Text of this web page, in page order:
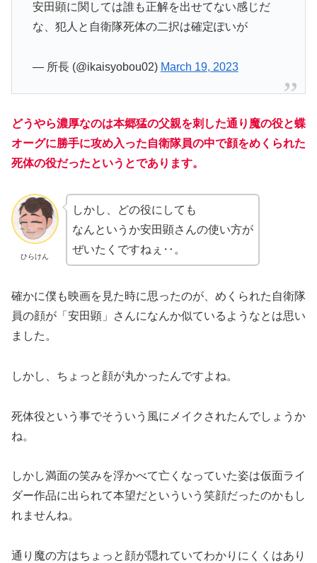
安田顕に関しては誰も正解を出せてない感じだ
な、犯人と自衛隊死体の二択は確定ぽいが
— 所長 (@ikaisyobou02) March 19, 2023
どうやら濃厚なのは本郷猛の父親を刺した通り魔の役と蝶
オーグに勝手に攻め入った自衛隊員の中で顔をめくられた
死体の役だったというとであります。
ひらけん
しかし、どの役にしても
なんというか安田顕さんの使い方が
ぜいたくですねぇ‥。
確かに僕も映画を見た時に思ったのが、めくられた自衛隊
員の顔が「安田顕」さんになんか似ているようなとは思い
ました。
しかし、ちょっと顔が丸かったんですよね。
死体役という事でそういう風にメイクされたんでしょうか
ね。
しかし満面の笑みを浮かべて亡くなっていた姿は仮面ライ
ダー作品に出られて本望だといういう笑顔だったのかもし
れませんね。
通り魔の方はちょっと顔が隠れていてわかりにくくはあり